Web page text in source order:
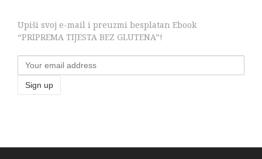
Upiši svoj e-mail i preuzmi besplatan Ebook
“PRIPREMA TIJESTA BEZ GLUTENA”!